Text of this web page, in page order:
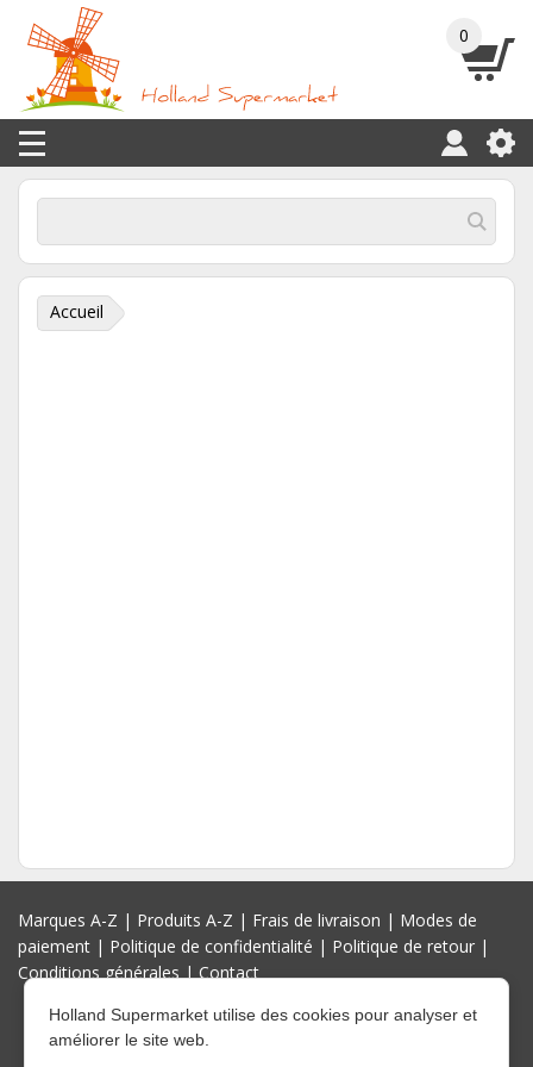
0
Accueil
Marques A-Z | Produits A-Z | Frais de livraison | Modes de
paiement | Politique de confidentialité | Politique de retour |
Conditions générales|Contact
Holland Supermarket utilise des cookies pour analyser et
améliorer le site web.